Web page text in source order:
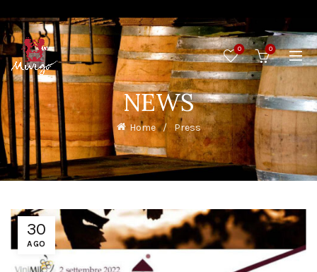
0 0
NEWS
Home Press
30
AGO